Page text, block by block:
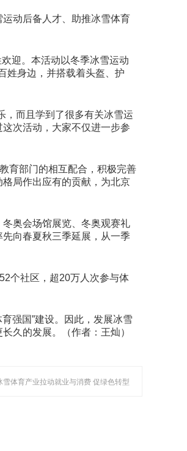
动后备人才、助推冰雪体育
迎。本活动以冬季冰雪运动
姓身边，并搭载着头盔、护
，而且学到了很多有关冰雪运
次活动，大家不仅进一步参
育部门的相互配合，积极完善
局作出应有的贡献，为北京
奥会场馆展览、冬奥观赛礼
向春夏秋三季延展，从一季
个社区，超20万人次参与体
强国”建设。因此，发展冰雪
久的发展。（作者：王灿）
雪体育产业拉动就业与消费 促绿色转型